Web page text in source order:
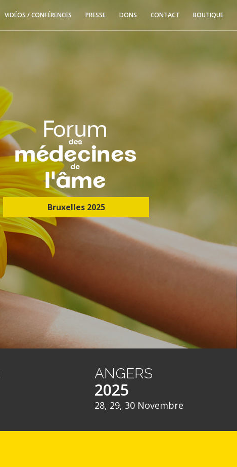
VIDÉOS / CONFÉRENCES PRESSE DONS CONTACT BOUTIQUE
Bruxelles 2025
ANGERS
2025
28, 29, 30 Novembre